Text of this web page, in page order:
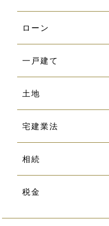
ローン
一戸建て
土地
宅建業法
相続
税金